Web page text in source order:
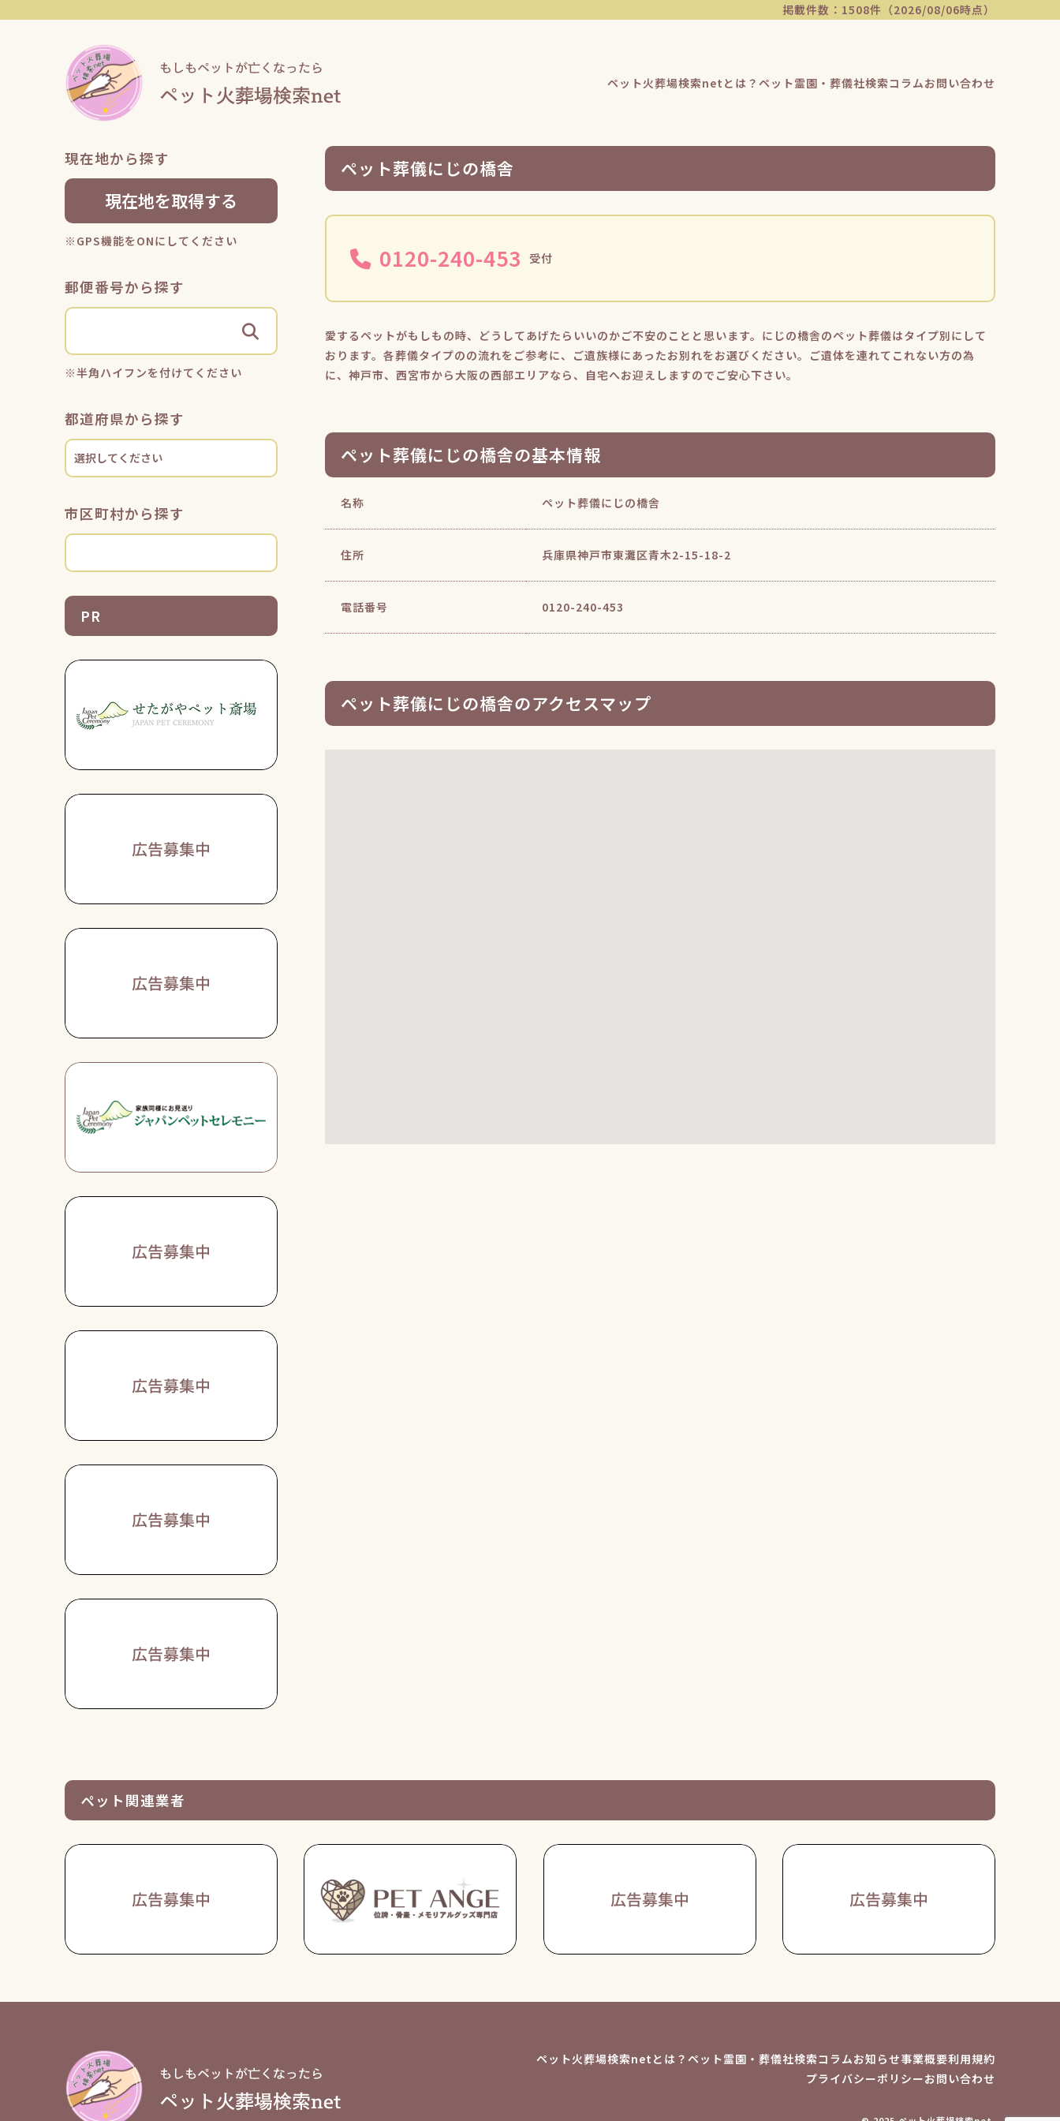
掲載件数：1508件（2026/08/06時点）
ペット火葬場検索netとは？ ペット霊園・葬儀社検索コラムお問い合わせ
現在地から探す
現在地を取得する
※GPS機能をONにしてください
郵便番号から探す
※半角ハイフンを付けてください
都道府県から探す
市区町村から探す
PR
ペット葬儀にじの橋舎
0120-240-453 受付
愛するペットがもしもの時、どうしてあげたらいいのかご不安のことと思います。にじの橋舎のペット葬儀はタイプ別にして
おります。各葬儀タイプのの流れをご参考に、ご遺族様にあったお別れをお選びください。ご遺体を連れてこれない方の為
に、神戸市、西宮市から大阪の西部エリアなら、自宅へお迎えしますのでご安心下さい。
ペット葬儀にじの橋舎の基本情報
名称 ペット葬儀にじの橋舎
住所 兵庫県神戸市東灘区青木2-15-18-2
電話番号 0120-240-453
ペット葬儀にじの橋舎のアクセスマップ
ペット関連業者
ペット火葬場検索netとは？ ペット霊園・葬儀社検索コラムお知らせ事業概要利用規約
プライバシーポリシーお問い合わせ